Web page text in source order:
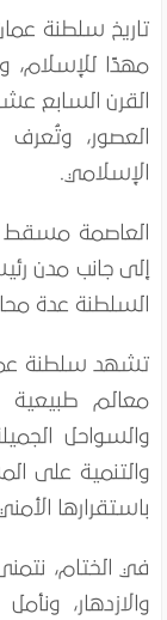
تاريخ سلطنة
مهدًا للإسلام،
القرن السابع
العصور، وتُعرف
الإسلامي.
العاصمة مسقط
إلى جانب مدن
السلطنة عدة
تشهد سلطنة
معالم طبيعية
والسواحل
والتنمية على
باستقرارها
في الختام،
والازدهار،